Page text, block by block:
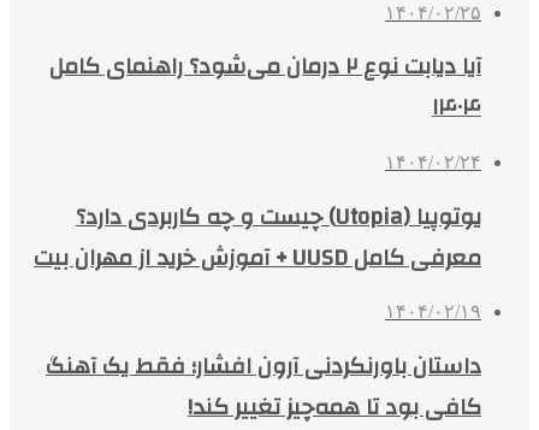
۱۴۰۴/۰۲/۲۵
آیا دیابت نوع ۲ درمان می‌شود؟ راهنمای کامل
۱۴۰۴
۱۴۰۴/۰۲/۲۴
یوتوپیا (Utopia) چیست و چه کاربردی دارد؟
معرفی کامل UUSD + آموزش خرید از مهران بیت
۱۴۰۴/۰۲/۱۹
داستان باورنکردنی آرون افشار؛ فقط یک آهنگ
کافی بود تا همه‌چیز تغییر کند!